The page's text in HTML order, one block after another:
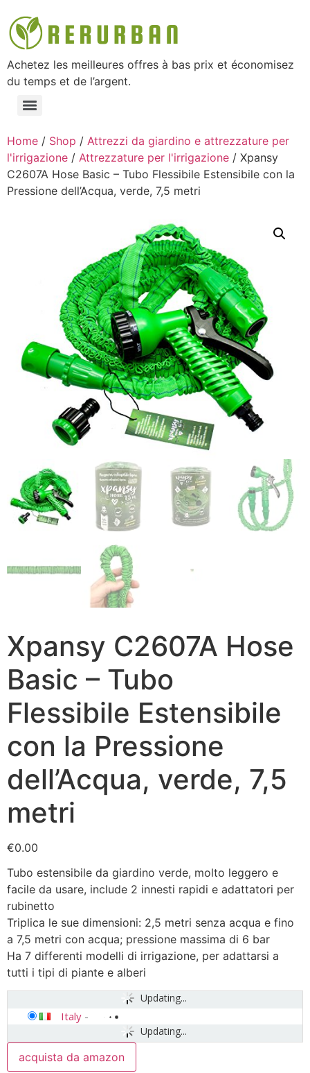
Achetez les meilleures offres à bas prix et économisez
du temps et de l’argent.
Home / Shop / Attrezzi da giardino e attrezzature per
l'irrigazione / Attrezzature per l'irrigazione / Xpansy
C2607A Hose Basic – Tubo Flessibile Estensibile con la
Pressione dell’Acqua, verde, 7,5 metri
Xpansy C2607A Hose
Basic – Tubo
Flessibile Estensibile
con la Pressione
dell’Acqua, verde, 7,5
metri
€0.00
Tubo estensibile da giardino verde, molto leggero e
facile da usare, include 2 innesti rapidi e adattatori per
rubinetto
Triplica le sue dimensioni: 2,5 metri senza acqua e fino
a 7,5 metri con acqua; pressione massima di 6 bar
Ha 7 differenti modelli di irrigazione, per adattarsi a
tutti i tipi di piante e alberi
Updating...
Updating...
Italy -
acquista da amazon